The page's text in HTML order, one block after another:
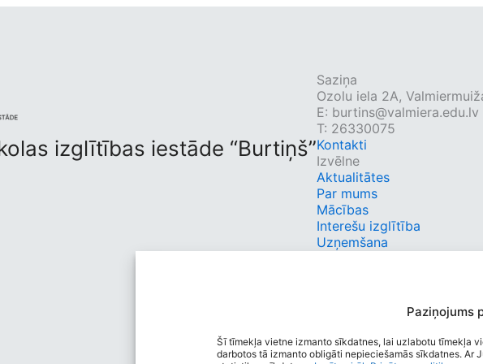
Paziņojums
Šī tīmekļa vietne izmanto sīkdatnes, lai uzlabotu tīmekļa
darbotos tā izmanto obligāti nepieciešamās sīkdatnes.
izglītības iestāde “Burtiņš”
Saziņa
Ozolu iela 2A,
E: burtins@valmiera.edu.lv
T: 26330075
Kontakti
Izvēlne
Aktualitātes
Par mums
Mācības
Interešu izglītība
Uzņemšana
Autobusu saraksts
Sociālie tīkli